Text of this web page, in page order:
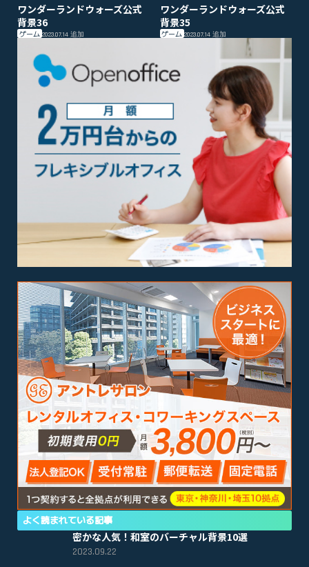
ワンダーランドウォーズ公式
背景36
ゲーム 2023.07.14 追加
ワンダーランドウォーズ公式
背景35
ゲーム 2023.07.14追加
よく読まれている記事
密かな人気！和室のバーチャル背景10選
2023.09.22